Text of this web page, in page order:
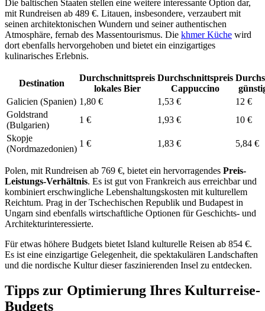
Die baltischen Staaten stellen eine weitere interessante Option dar,
mit Rundreisen ab 489 €. Litauen, insbesondere, verzaubert mit
seinen architektonischen Wundern und seiner authentischen
Atmosphäre, fernab des Massentourismus. Die khmer Küche wird
dort ebenfalls hervorgehoben und bietet ein einzigartiges
kulinarisches Erlebnis.
Destination
Durchschnittspreis
lokales Bier
Durchschnittspreis
Cappuccino
Galicien (Spanien) 1,80 € 1,53 €
12 €
Goldstrand
(Bulgarien)
1 € 1,93 €
10 €
Skopje
(Nordmazedonien)
1 € 1,83 € 5,84 €
Polen, mit Rundreisen ab 769 €, bietet ein hervorragendes Preis-
Leistungs-Verhältnis. Es ist gut von Frankreich aus erreichbar und
kombiniert erschwingliche Lebenshaltungskosten mit kulturellem
Reichtum. Prag in der Tschechischen Republik und Budapest in
Ungarn sind ebenfalls wirtschaftliche Optionen für Geschichts- und
Architekturinteressierte.
Für etwas höhere Budgets bietet Island kulturelle Reisen ab 854 €.
Es ist eine einzigartige Gelegenheit, die spektakulären Landschaften
und die nordische Kultur dieser faszinierenden Insel zu entdecken.
Tipps zur Optimierung Ihres Kulturreise-
Budgets